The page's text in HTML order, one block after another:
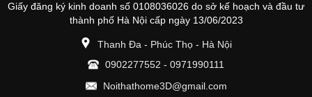
Giấy đăng ký kinh doanh số 0108036026 do sở kế hoạch và đầu tư
thành phố Hà Nội cấp ngày 13/06/2023
Thanh Đa - Phúc Thọ - Hà Nội
0902277552 - 0971990111
Noithathome3D@gmail.com